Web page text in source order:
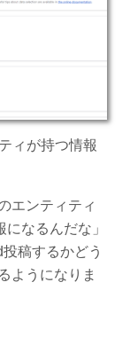
ィが持つ情報
エンティティ
なるんだな」
稿するかどう
ようになりま